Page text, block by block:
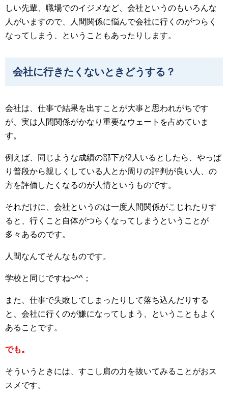
しい先輩、職場でのイジメなど、会社というのもいろんな
人がいますので、人間関係に悩んで会社に行くのがつらく
なってしまう、ということもあったりします。
会社に行きたくないときどうする？
会社は、仕事で結果を出すことが大事と思われがちです
が、実は人間関係がかなり重要なウェートを占めていま
す。
例えば、同じような成績の部下が2人いるとしたら、やっぱ
り普段から親しくしている人とか周りの評判が良い人、の
方を評価したくなるのが人情というものです。
それだけに、会社というのは一度人間関係がこじれたりす
ると、行くこと自体がつらくなってしまうということが
多々あるのです。
人間なんてそんなものです。
学校と同じですね~^^；
また、仕事で失敗してしまったりして落ち込んだりする
と、会社に行くのが嫌になってしまう、ということもよく
あることです。
でも。
そういうときには、すこし肩の力を抜いてみることがおス
スメです。